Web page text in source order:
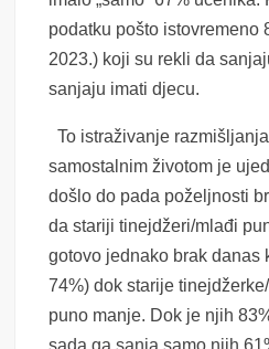
podatku pošto istovremeno
2023.) koji su rekli da
sanjaju imati djecu.
To istraživanje
samostalnim životom je
došlo do pada poželjnosti
da stariji tinejdžeri/mlađi
gotovo jednako brak danas
74%) dok starije
puno manje. Dok je njih